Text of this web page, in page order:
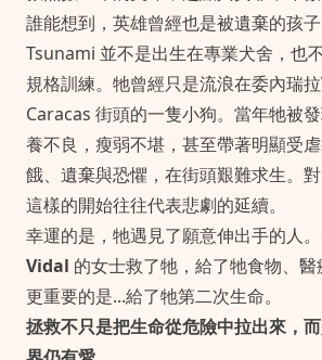
誰能想到，英雄曾經也是被遺棄的孩子
Tsunami 並不是出生在專業犬舍，也
規格訓練。牠曾經只是流浪在委內瑞
Caracas 街頭的一隻小狗。當年牠被
養不良，瘦弱不堪，甚至帶著明顯受
餓、遺棄與恐懼，在街頭艱難求生。
這樣的開始往往代表悲劇的延續。
幸運的是，牠遇見了願意伸出手的人
Vidal 的女士救了牠，給了牠食物、醫
更重要的是...給了牠第二次生命。
拯救不只是把生命從危險中拉出來，